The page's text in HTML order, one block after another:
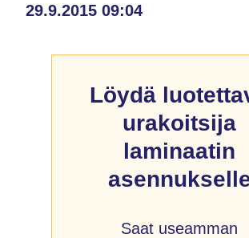
29.9.2015 09:04
Löydä
urakoitsija
laminaatin
Saat useamman